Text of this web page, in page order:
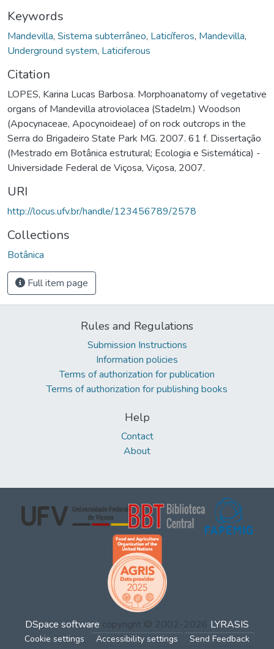
Keywords
Mandevilla, Sistema subterrâneo, Laticíferos, Mandevilla,
Underground system, Laticiferous
Citation
LOPES, Karina Lucas Barbosa. Morphoanatomy of vegetative
organs of Mandevilla atroviolacea (Stadelm.) Woodson
(Apocynaceae, Apocynoideae) of on rock outcrops in the
Serra do Brigadeiro State Park MG. 2007. 61 f. Dissertação
(Mestrado em Botânica estrutural; Ecologia e Sistemática) -
Universidade Federal de Viçosa, Viçosa, 2007.
URI
http://locus.ufv.br/handle/123456789/2578
Collections
Botânica
Full item page
Rules and Regulations
Submission Instructions
Information policies
Terms of authorization for publication
Terms of authorization for publishing books
Help
Contact
About
DSpace software copyright © 2002-2026 LYRASIS
Cookie settings Accessibility settings Send Feedback